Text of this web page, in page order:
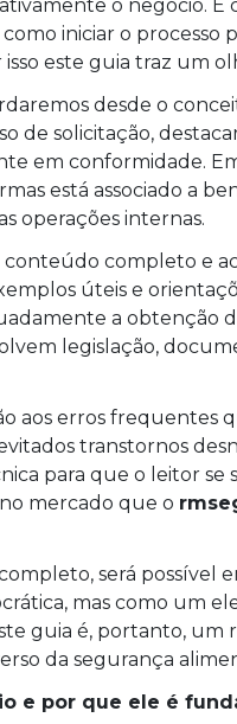
o negócio.
iniciar o processo
este guia traz um
desde o
de solicitação,
em conformidade.
está associado a
operações internas.
completo e
úteis e
a obtenção
legislação,
aos erros frequentes
transtornos
para que o leitor se
mercado que o
será possível
mas como um
guia é, portanto, um
da segurança
e por que ele é